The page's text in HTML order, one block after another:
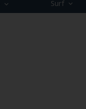
Surf